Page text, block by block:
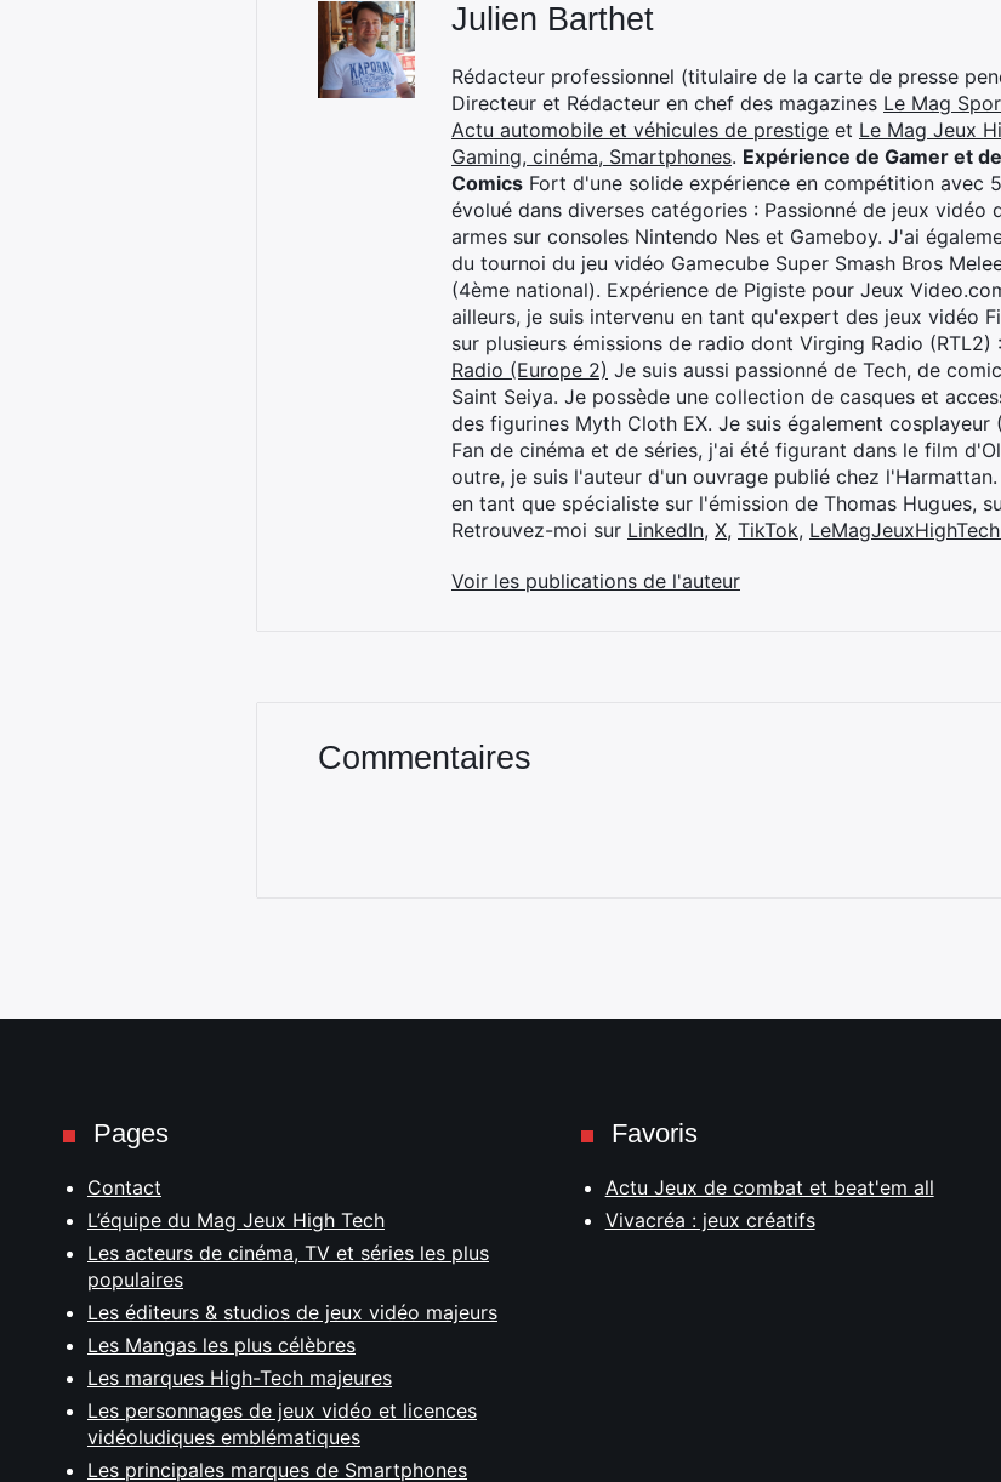
Julien Barthet
Rédacteur professionnel (titulaire de la carte de presse
Directeur et Rédacteur en chef des magazines Le Mag
Actu automobile et véhicules de prestige et Le Mag Jeux
Gaming, cinéma, Smartphones. Expérience de Gamer et
Comics Fort d'une solide expérience en compétition avec
évolué dans diverses catégories : Passionné de jeux vidéo
armes sur consoles Nintendo Nes et Gameboy. J'ai
du tournoi du jeu vidéo Gamecube Super Smash Bros
(4ème national). Expérience de Pigiste pour Jeux
ailleurs, je suis intervenu en tant qu'expert des jeux vidéo
sur plusieurs émissions de radio dont Virging Radio (RTL2) :
Radio (Europe 2) Je suis aussi passionné de Tech, de
Saint Seiya. Je possède une collection de casques et
des figurines Myth Cloth EX. Je suis également cosplayeur
Fan de cinéma et de séries, j'ai été figurant dans le film
outre, je suis l'auteur d'un ouvrage publié chez
en tant que spécialiste sur l'émission de Thomas Hugues,
Retrouvez-moi sur LinkedIn, X, TikTok,
Voir les publications de l'auteur
Commentaires
Pages
Contact
L’équipe du Mag Jeux High Tech
Les acteurs de cinéma, TV et séries les plus
populaires
Les éditeurs & studios de jeux vidéo majeurs
Les Mangas les plus célèbres
Les marques High-Tech majeures
Les personnages de jeux vidéo et licences
vidéoludiques emblématiques
Les principales marques de Smartphones
Favoris
Actu Jeux de combat et beat'em all
Vivacréa : jeux créatifs